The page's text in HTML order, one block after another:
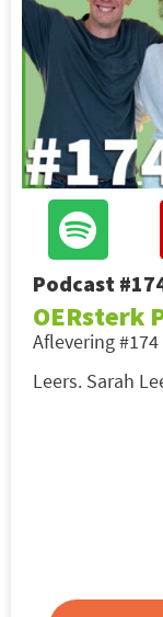
Podcast
OERsterk
Aflevering
Leers. Sarah